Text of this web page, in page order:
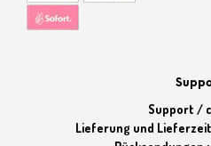
Support /
Lieferung und